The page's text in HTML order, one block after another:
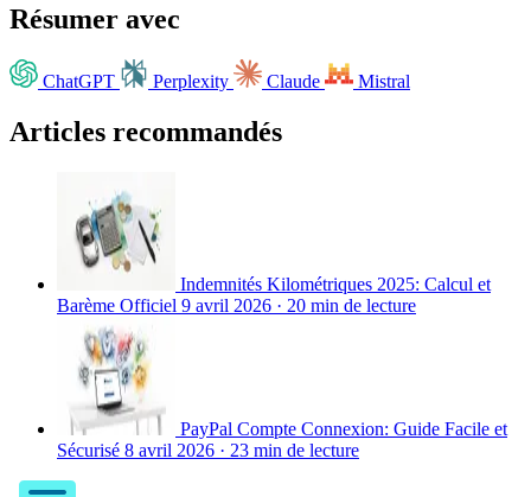
Résumer avec
ChatGPT Perplexity Claude Mistral
Articles recommandés
Indemnités Kilométriques 2025: Calcul et
Barème Officiel 9 avril 2026 · 20 min de lecture
PayPal Compte Connexion: Guide Facile et
Sécurisé 8 avril 2026 · 23 min de lecture